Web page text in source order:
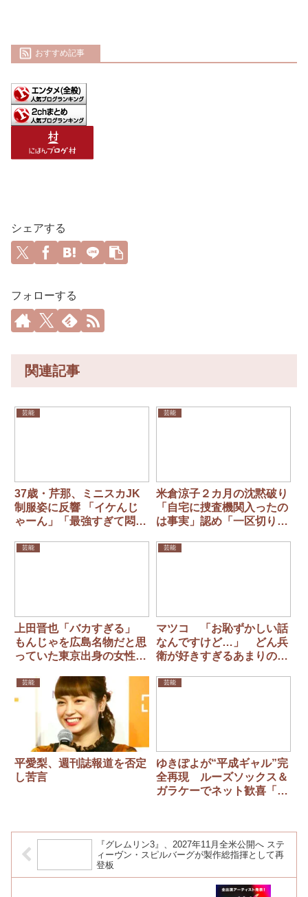
おすすめ記事
シェアする
フォローする
関連記事
芸能
37歳・芹那、ミニスカJK
制服姿に反響 「イケんじ
ゃーん」「最強すぎて悶
芸能
米倉涼子２カ月の沈黙破り
「自宅に捜査機関入ったの
は事実」認め「一区切りつ
芸能
上田晋也「バカすぎる」
もんじゃを広島名物だと思
っていた東京出身の女性タ
芸能
マツコ 「お恥ずかしい話
なんですけど…」 どん兵
衛が好きすぎるあまりの告
芸能
平愛梨、週刊誌報道を否定
し苦言
芸能
ゆきぽよが“平成ギャル”完
全再現 ルーズソックス＆
ガラケーでネット歓喜「懐
『グレムリン3』、2027年11月全米公開へ ステ
ィーヴン・スピルバーグが製作総指揮として再
登板